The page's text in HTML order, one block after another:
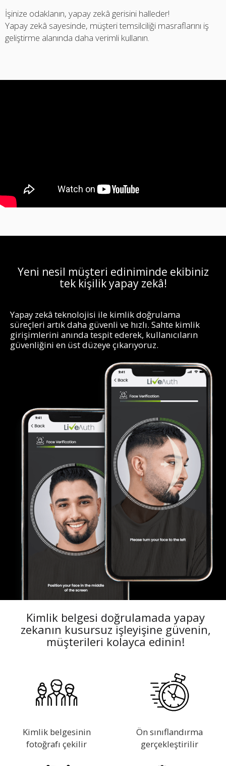
İşinize odaklanın, yapay zekâ gerisini halleder!
Yapay zekâ sayesinde, müşteri temsilciliği masraflarını iş
geliştirme alanında daha verimli kullanın.
Yeni nesil müşteri ediniminde ekibiniz
tek kişilik yapay zekâ!
Yapay zekâ teknolojisi ile kimlik doğrulama
süreçleri artık daha güvenli ve hızlı. Sahte kimlik
girişimlerini anında tespit ederek, kullanıcıların
güvenliğini en üst düzeye çıkarıyoruz.
Kimlik belgesi doğrulamada yapay
zekanın kusursuz işleyişine güvenin,
müşterileri kolayca edinin!
Kimlik belgesinin
fotoğrafı çekilir
Ön sınıflandırma
gerçekleştirilir